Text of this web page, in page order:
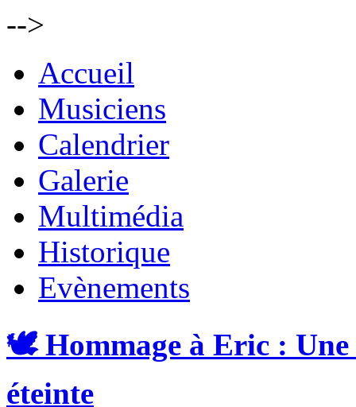
-->
Accueil
Musiciens
Calendrier
Galerie
Multimédia
Historique
Evènements
🕊️ Hommage à Eric : Une
éteinte